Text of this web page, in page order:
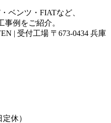
ベンツ・FIATなど、
例をご紹介。
| 受付工場 〒673-0434 兵庫
休）